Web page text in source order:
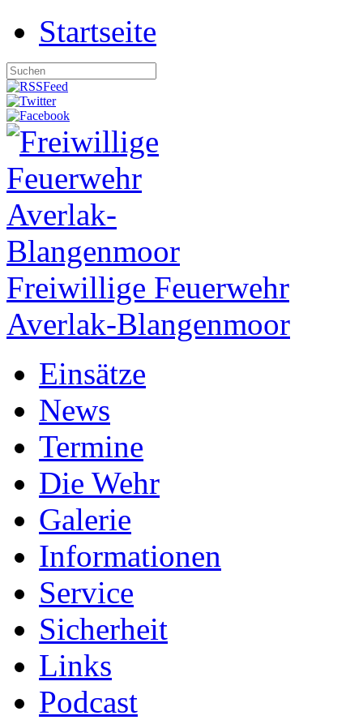
Startseite
Freiwillige Feuerwehr
Averlak-Blangenmoor
Einsätze
News
Termine
Die Wehr
Galerie
Informationen
Service
Sicherheit
Links
Podcast